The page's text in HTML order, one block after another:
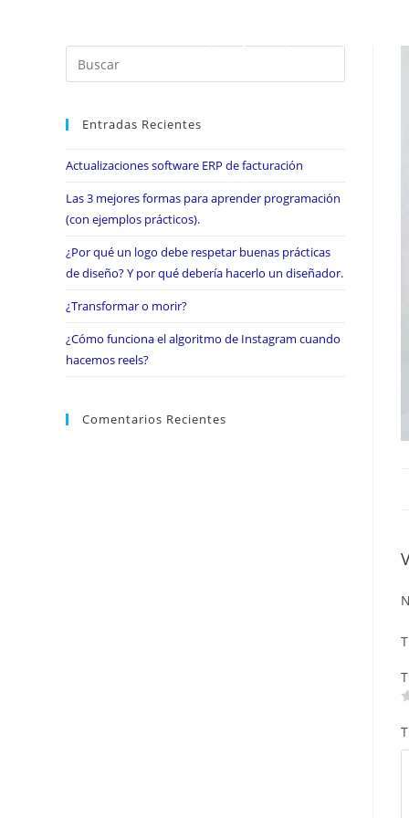
Entradas Recientes
Actualizaciones software ERP de facturación
Las 3 mejores formas para aprender programación
(con ejemplos prácticos).
¿Por qué un logo debe respetar buenas prácticas
de diseño? Y por qué debería hacerlo un diseñador.
¿Transformar o morir?
¿Cómo funciona el algoritmo de Instagram cuando
hacemos reels?
Comentarios Recientes